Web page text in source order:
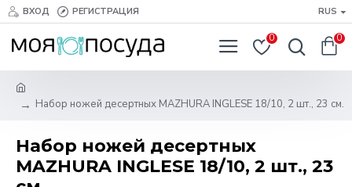
ВХОД РЕГИСТРАЦИЯ RUS
0 0
Набор ножей десертных MAZHURA INGLESE 18/10, 2 шт., 23 см.
Набор ножей десертных
MAZHURA INGLESE 18/10, 2 шт., 23